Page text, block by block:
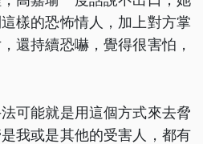
樣的恐怖情人，加上對方掌
還持續恐嚇，覺得很害怕，
可能就是用這個方式來去脅
我或是其他的受害人，都有